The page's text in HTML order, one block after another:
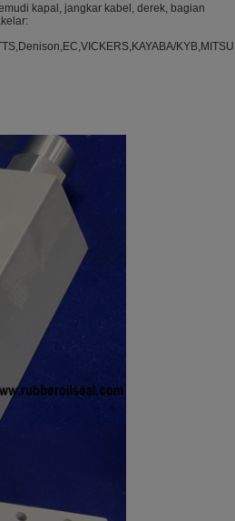
kapal, jangkar kabel, derek, bagian